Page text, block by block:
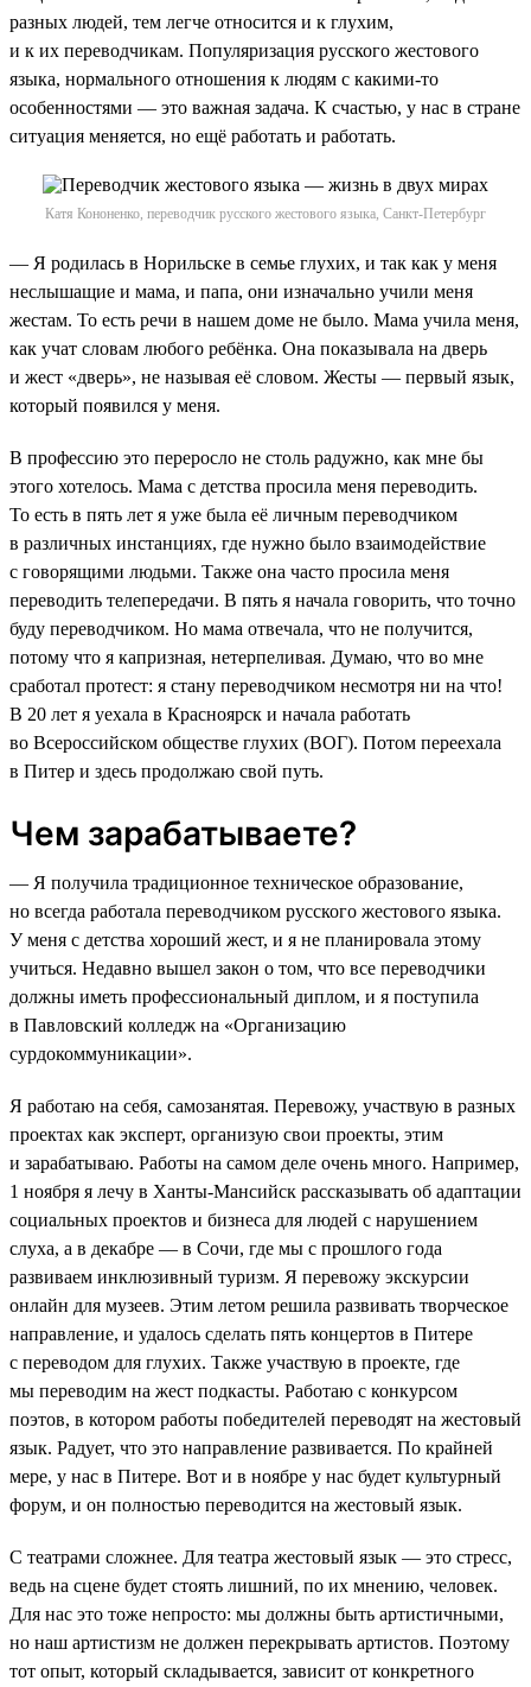
разных людей, тем легче относится и к глухим,
и к их переводчикам. Популяризация русского жестового
языка, нормального отношения к людям с какими-то
особенностями — это важная задача. К счастью, у нас в стране
ситуация меняется, но ещё работать и работать.
Катя Кононенко, переводчик русского жестового языка, Санкт-Петербург
— Я родилась в Норильске в семье глухих, и так как у меня
неслышащие и мама, и папа, они изначально учили меня
жестам. То есть речи в нашем доме не было. Мама учила меня,
как учат словам любого ребёнка. Она показывала на дверь
и жест «дверь», не называя её словом. Жесты — первый язык,
который появился у меня.
В профессию это переросло не столь радужно, как мне бы
этого хотелось. Мама с детства просила меня переводить.
То есть в пять лет я уже была её личным переводчиком
в различных инстанциях, где нужно было взаимодействие
с говорящими людьми. Также она часто просила меня
переводить телепередачи. В пять я начала говорить, что точно
буду переводчиком. Но мама отвечала, что не получится,
потому что я капризная, нетерпеливая. Думаю, что во мне
сработал протест: я стану переводчиком несмотря ни на что!
В 20 лет я уехала в Красноярск и начала работать
во Всероссийском обществе глухих (ВОГ). Потом переехала
в Питер и здесь продолжаю свой путь.
Чем зарабатываете?
— Я получила традиционное техническое образование,
но всегда работала переводчиком русского жестового языка.
У меня с детства хороший жест, и я не планировала этому
учиться. Недавно вышел закон о том, что все переводчики
должны иметь профессиональный диплом, и я поступила
в Павловский колледж на «Организацию
сурдокоммуникации».
Я работаю на себя, самозанятая. Перевожу, участвую в разных
проектах как эксперт, организую свои проекты, этим
и зарабатываю. Работы на самом деле очень много. Например,
1 ноября я лечу в Ханты-Мансийск рассказывать об адаптации
социальных проектов и бизнеса для людей с нарушением
слуха, а в декабре — в Сочи, где мы с прошлого года
развиваем инклюзивный туризм. Я перевожу экскурсии
онлайн для музеев. Этим летом решила развивать творческое
направление, и удалось сделать пять концертов в Питере
с переводом для глухих. Также участвую в проекте, где
мы переводим на жест подкасты. Работаю с конкурсом
поэтов, в котором работы победителей переводят на жестовый
язык. Радует, что это направление развивается. По крайней
мере, у нас в Питере. Вот и в ноябре у нас будет культурный
форум, и он полностью переводится на жестовый язык.
С театрами сложнее. Для театра жестовый язык — это стресс,
ведь на сцене будет стоять лишний, по их мнению, человек.
Для нас это тоже непросто: мы должны быть артистичными,
но наш артистизм не должен перекрывать артистов. Поэтому
тот опыт, который складывается, зависит от конкретного